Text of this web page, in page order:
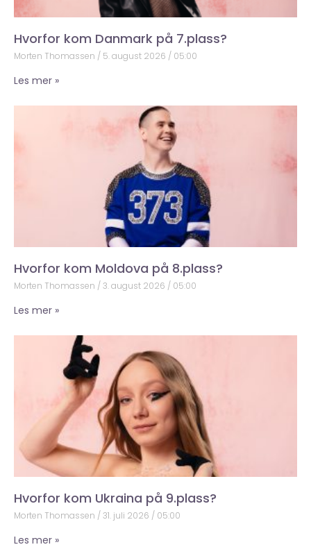
Hvorfor kom Danmark på 7.plass?
Morten Thomassen 5. august 2026 05:00
Les mer »
Hvorfor kom Moldova på 8.plass?
Morten Thomassen 3. august 2026 05:00
Les mer »
Hvorfor kom Ukraina på 9.plass?
Morten Thomassen 31. juli 2026 05:00
Les mer »